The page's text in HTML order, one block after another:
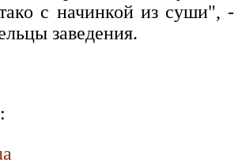
с начинкой из суши", -
заведения.